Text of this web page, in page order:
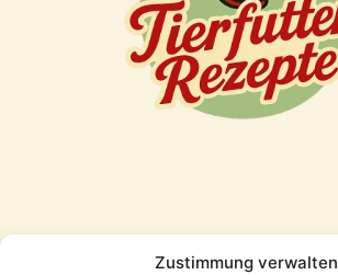
Zustimmung verwalten